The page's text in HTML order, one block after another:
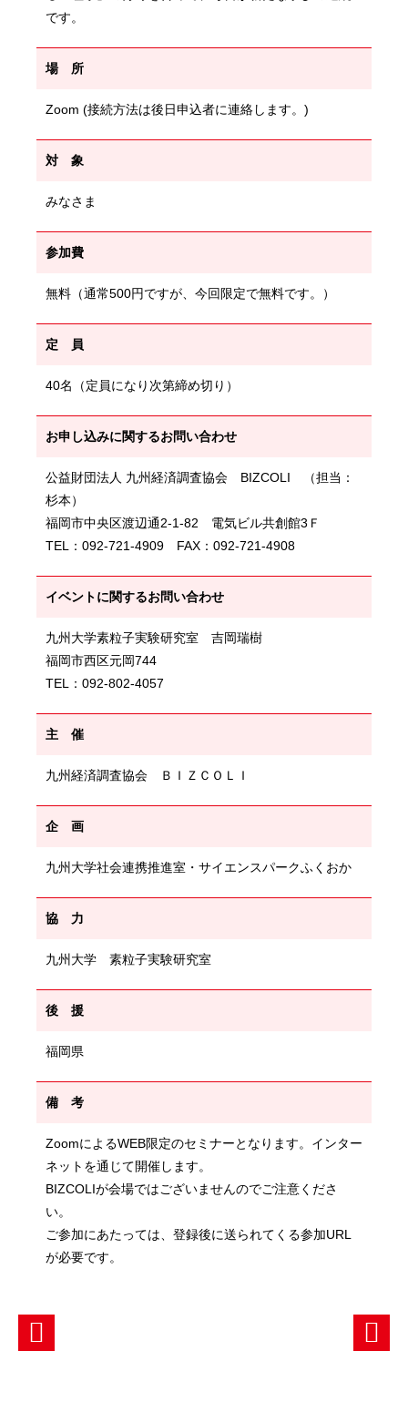
です。
場 所
Zoom (接続方法は後日申込者に連絡します。)
対 象
みなさま
参加費
無料（通常500円ですが、今回限定で無料です。）
定 員
40名（定員になり次第締め切り）
お申し込みに関するお問い合わせ
公益財団法人 九州経済調査協会 BIZCOLI （担当：
杉本）
福岡市中央区渡辺通2-1-82 電気ビル共創館3Ｆ
TEL：092-721-4909 FAX：092-721-4908
イベントに関するお問い合わせ
九州大学素粒子実験研究室 吉岡瑞樹
福岡市西区元岡744
TEL：092-802-4057
主 催
九州経済調査協会 ＢＩＺＣＯＬＩ
企 画
九州大学社会連携推進室・サイエンスパークふくおか
協 力
九州大学 素粒子実験研究室
後 援
福岡県
備 考
ZoomによるWEB限定のセミナーとなります。インター
ネットを通じて開催します。
BIZCOLIが会場ではございませんのでご注意くださ
い。
ご参加にあたっては、登録後に送られてくる参加URL
が必要です。